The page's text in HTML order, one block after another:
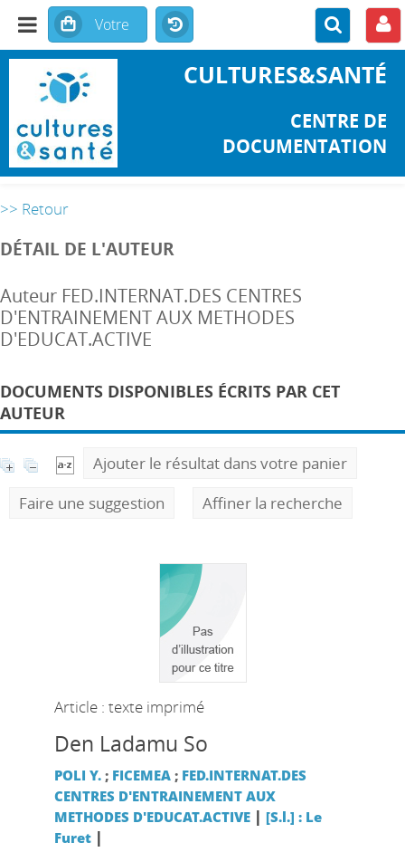
CULTURES&SANTÉ
CENTRE DE
DOCUMENTATION
>> Retour
DÉTAIL DE L'AUTEUR
Auteur FED.INTERNAT.DES CENTRES
D'ENTRAINEMENT AUX METHODES
D'EDUCAT.ACTIVE
DOCUMENTS DISPONIBLES ÉCRITS PAR CET
AUTEUR
Ajouter le résultat dans votre panier
Faire une suggestion
Affiner la recherche
Article : texte imprimé
Den Ladamu So
POLI Y.; FICEMEA; FED.INTERNAT.DES
CENTRES D'ENTRAINEMENT AUX
METHODES D'EDUCAT.ACTIVE | [S.l.] : Le
Furet|